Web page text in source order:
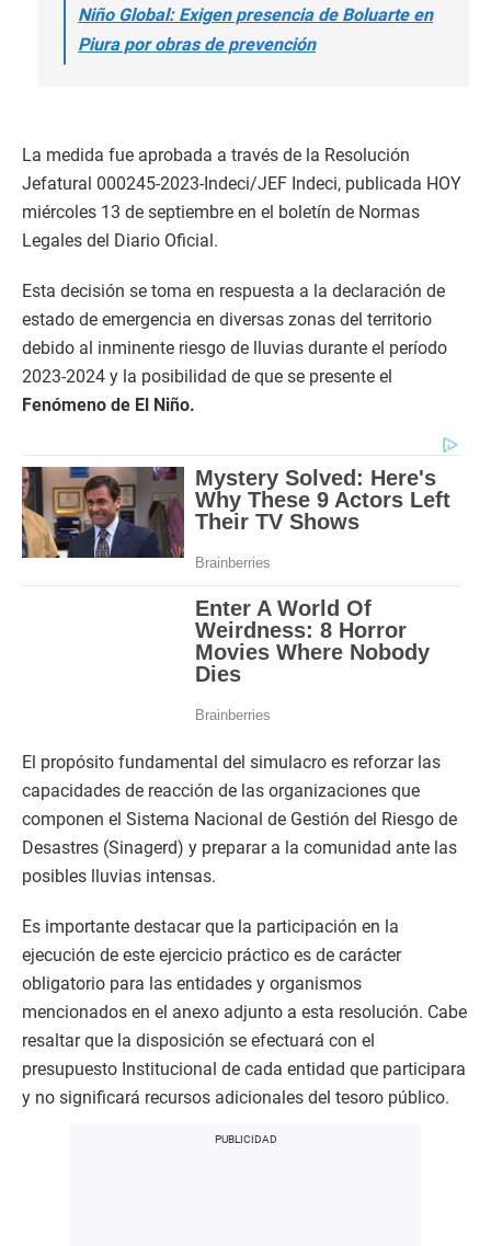
Niño Global: Exigen presencia de Boluarte en
Piura por obras de prevención
La medida fue aprobada a través de la Resolución
Jefatural 000245-2023-Indeci/JEF Indeci, publicada HOY
miércoles 13 de septiembre en el boletín de Normas
Legales del Diario Oficial.
Esta decisión se toma en respuesta a la declaración de
estado de emergencia en diversas zonas del territorio
debido al inminente riesgo de lluvias durante el período
2023-2024 y la posibilidad de que se presente el
Fenómeno de El Niño.
El propósito fundamental del simulacro es reforzar las
capacidades de reacción de las organizaciones que
componen el Sistema Nacional de Gestión del Riesgo de
Desastres (Sinagerd) y preparar a la comunidad ante las
posibles lluvias intensas.
Es importante destacar que la participación en la
ejecución de este ejercicio práctico es de carácter
obligatorio para las entidades y organismos
mencionados en el anexo adjunto a esta resolución. Cabe
resaltar que la disposición se efectuará con el
presupuesto Institucional de cada entidad que participara
y no significará recursos adicionales del tesoro público.